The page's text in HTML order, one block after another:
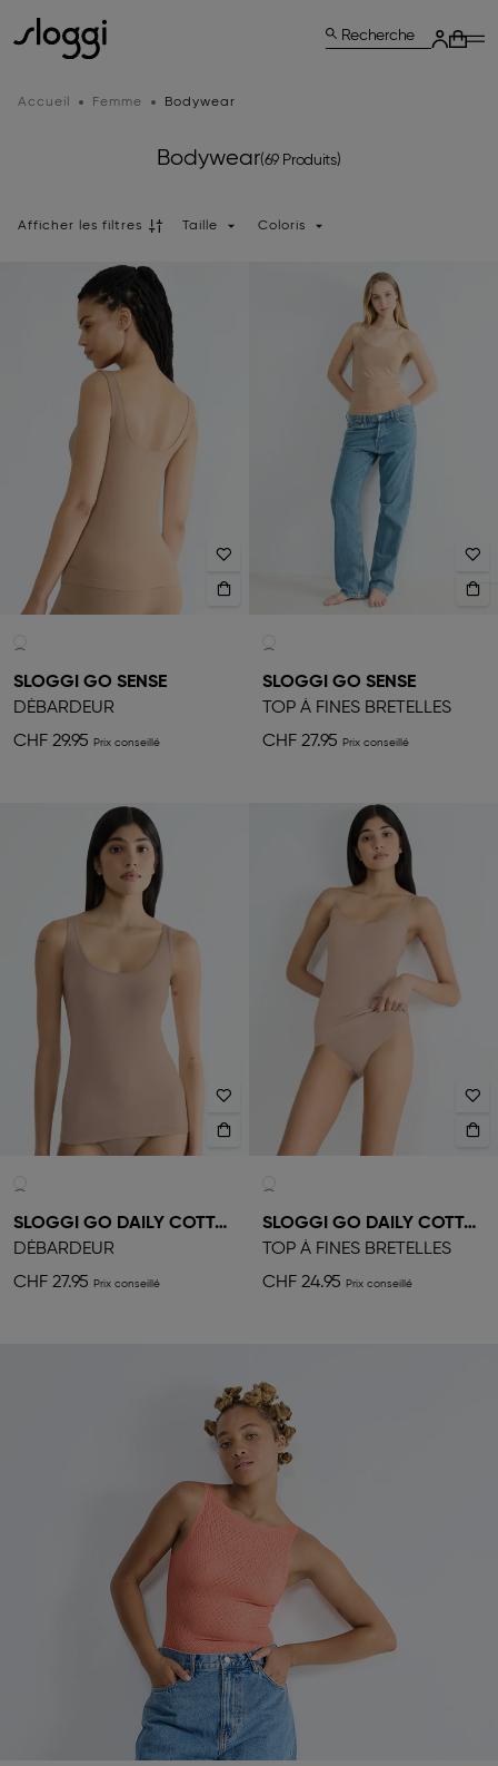
Recherche
Accueil Femme Bodywear
Bodywear(69 Produits)
Afficher les filtres Taille Coloris
SLOGGI GO SENSE
DÉBARDEUR
CHF 29.95
SLOGGI GO SENSE
TOP À FINES BRETELLES
CHF 27.95
SLOGGI GO DAILY COTTON
DÉBARDEUR
CHF 27.95
SLOGGI GO DAILY COTTON
TOP À FINES BRETELLES
CHF 24.95